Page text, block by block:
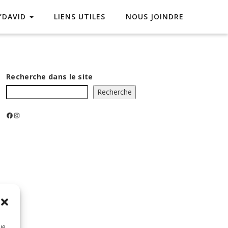
LIENS UTILES NOUS JOINDRE
Recherche dans le site
Recherche
Facebook Instagram